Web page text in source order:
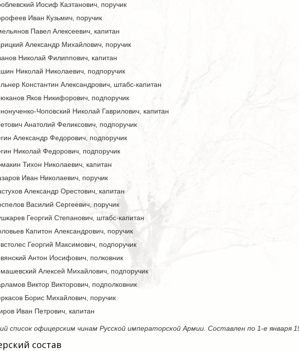
Иосиф Каэтанович, поручик
Иван Кузьмич, поручик
Павел Алексеевич, капитан
Александр Михайлович, поручик
Николай Филиппович, капитан
Николай Николаевич, подпоручик
Константин Александрович, штабс-капитан
Яков Никифорович, подпоручик
Чоповский Николай Гаврилович, капитан
Анатолий Феликсович, подпоручик
Александр Федорович, подпоручик
Николай Федорович, подпоручик
Тихон Николаевич, капитан
Иван Николаевич, поручик
Александр Орестович, капитан
Василий Сергеевич, поручик
Георгий Степанович, штабс-капитан
Капитон Александрович, поручик
Георгий Максимович, подпоручик
Антон Иосифович, полковник
Алексей Михайлович, подпоручик
Виктор Викторович, подполковник
Борис Михайлович, поручик
Иван Петрович, капитан
список офицерским чинам Русской императорской Армии. Составлен по 1-е
состав